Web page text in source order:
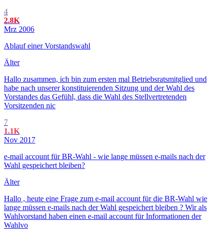
4
2.8K
Mrz 2006
Ablauf einer Vorstandswahl
Älter
Hallo zusammen, ich bin zum ersten mal Betriebsratsmitglied und
habe nach unserer konstituierenden Sitzung und der Wahl des
Vorstandes das Gefühl, dass die Wahl des Stellvertretenden
Vorsitzenden nic
7
1.1K
Nov 2017
e-mail account für BR-Wahl - wie lange müssen e-mails nach der
Wahl gespeichert bleiben?
Älter
Hallo , heute eine Frage zum e-mail account für die BR-Wahl wie
lange müssen e-mails nach der Wahl gespeichert bleiben ? Wir als
Wahlvorstand haben einen e-mail account für Informationen der
Wahlvo